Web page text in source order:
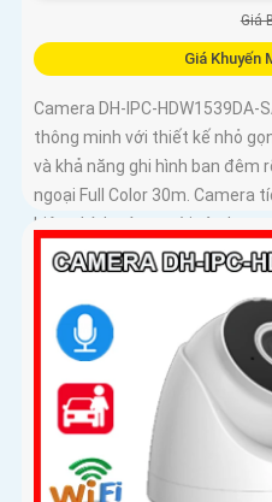
Giá
Giá Khuyến
Camera DH-IPC-HDW1539DA-
thông minh với thiết kế nhỏ
và khả năng ghi hình ban đêm
ngoại Full Color 30m. Camera
hiện chính xác người và
256GB, đảm bảo ghi hình liên